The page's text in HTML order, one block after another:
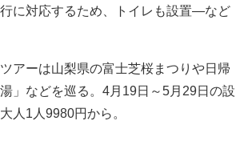
に対応するため、トイレも設置―など
アーは山梨県の富士芝桜まつりや日帰
」などを巡る。4月19日～5月29日の設
人1人9980円から。